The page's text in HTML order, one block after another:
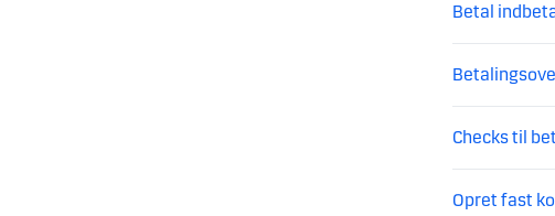
Betal
Checks til
Opret fast